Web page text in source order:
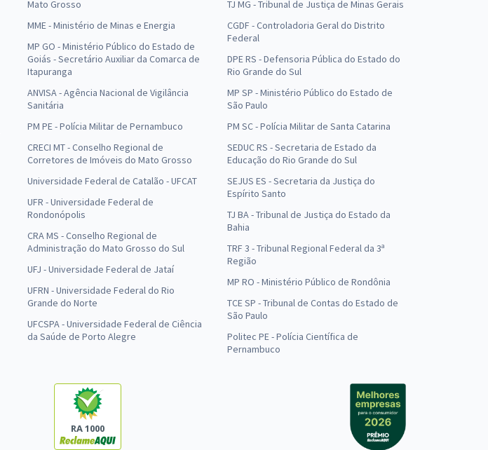
Mato Grosso
MME - Ministério de Minas e Energia
MP GO - Ministério Público do Estado de
Goiás - Secretário Auxiliar da Comarca de
Itapuranga
ANVISA - Agência Nacional de Vigilância
Sanitária
PM PE - Polícia Militar de Pernambuco
CRECI MT - Conselho Regional de
Corretores de Imóveis do Mato Grosso
Universidade Federal de Catalão - UFCAT
UFR - Universidade Federal de
Rondonópolis
CRA MS - Conselho Regional de
Administração do Mato Grosso do Sul
UFJ - Universidade Federal de Jataí
UFRN - Universidade Federal do Rio
Grande do Norte
UFCSPA - Universidade Federal de Ciência
da Saúde de Porto Alegre
TJ MG - Tribunal de Justiça de Minas Gerais
CGDF - Controladoria Geral do Distrito
Federal
DPE RS - Defensoria Pública do Estado do
Rio Grande do Sul
MP SP - Ministério Público do Estado de
São Paulo
PM SC - Polícia Militar de Santa Catarina
SEDUC RS - Secretaria de Estado da
Educação do Rio Grande do Sul
SEJUS ES - Secretaria da Justiça do
Espírito Santo
TJ BA - Tribunal de Justiça do Estado da
Bahia
TRF 3 - Tribunal Regional Federal da 3ª
Região
MP RO - Ministério Público de Rondônia
TCE SP - Tribunal de Contas do Estado de
São Paulo
Politec PE - Polícia Científica de
Pernambuco
RA 1000